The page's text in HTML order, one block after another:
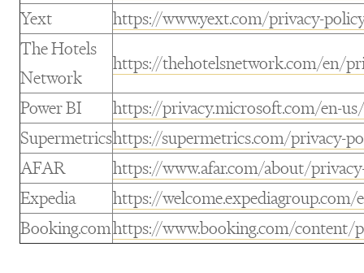
Yext
https://www.yext.com/privacy-
The Hotels
Network
https://thehotelsnetwork.com/en/
Power BI
https://privacy.microsoft.com/en-
Supermetricshttps://supermetrics.com/privacy-
AFAR
https://www.afar.com/about/
Expedia
https://
Booking.comhttps://www.booking.com/content/